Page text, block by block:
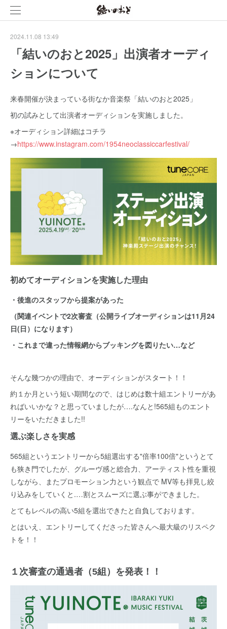
2024.11.08 13:49
「結いのおと2025」出演者オーディ
ションについて
来春開催が決まっている街なか音楽祭「結いのおと2025」
初の試みとして出演者オーディションを実施しました。
※オーディション詳細はコチラ
→https://www.instagram.com/1954neoclassiccarfestival/
初めてオーディションを実施した理由
・後進のスタッフから提案があった
（関連イベントで2次審査（公開ライブオーディションは11月24
日(日）になります）
・これまで違った情報網からブッキングを図りたい…など
そんな幾つかの理由で、オーディションがスタート！！
約１か月という短い期間なので、はじめは数十組エントリーがあ
ればいいかな？と思っていましたが….なんと!565組ものエント
リーをいただきました!!
選ぶ楽しさを実感
565組というエントリーから5組選出する"倍率100倍"というとて
も狭き門でしたが、グルーヴ感と総合力、アーティスト性を重視
しながら、またプロモーション力という観点で MV等も拝見し絞
り込みをしていくと.…割とスムーズに選ぶ事ができました。
とてもレベルの高い5組を選出できたと自負しております。
とはいえ、エントリーしてくださった皆さんへ最大級のリスペク
トを！！
１次審査の通過者（5組）を発表！！